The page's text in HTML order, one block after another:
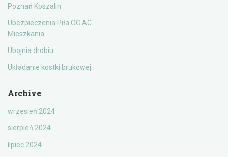
Poznań Koszalin
Ubezpieczenia Piła OC AC
Mieszkania
Ubojnia drobiu
Układanie kostki brukowej
Archive
wrzesień 2024
sierpień 2024
lipiec 2024